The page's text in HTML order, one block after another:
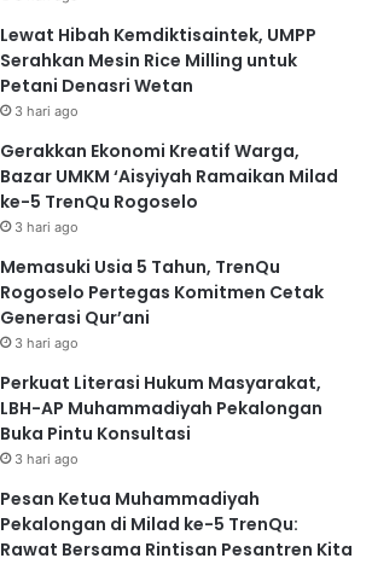
Lewat Hibah Kemdiktisaintek, UMPP
Serahkan Mesin Rice Milling untuk
Petani Denasri Wetan
3 hari ago
Gerakkan Ekonomi Kreatif Warga,
Bazar UMKM ‘Aisyiyah Ramaikan Milad
ke-5 TrenQu Rogoselo
3 hari ago
Memasuki Usia 5 Tahun, TrenQu
Rogoselo Pertegas Komitmen Cetak
Generasi Qur’ani
3 hari ago
Perkuat Literasi Hukum Masyarakat,
LBH-AP Muhammadiyah Pekalongan
Buka Pintu Konsultasi
3 hari ago
Pesan Ketua Muhammadiyah
Pekalongan di Milad ke-5 TrenQu:
Rawat Bersama Rintisan Pesantren Kita